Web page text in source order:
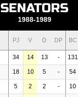
SENATORS
1988-1989
PJ V D DP BC
34 14 13 - 131
18 10 5 - 54
5 2 2 - 10